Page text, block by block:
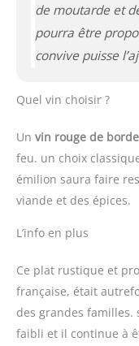
de moutarde et
pourra être
convive puisse
Quel vin choisir ?
Un vin rouge de
feu. un choix
émilion saura faire
viande et des épices.
L’info en plus
Ce plat rustique et
française, était
des grandes familles.
faibli et il continue à